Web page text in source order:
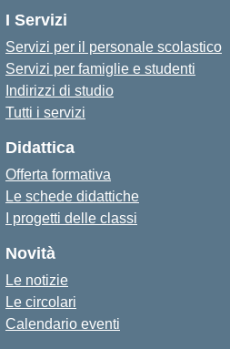
I Servizi
Servizi per il personale scolastico
Servizi per famiglie e studenti
Indirizzi di studio
Tutti i servizi
Didattica
Offerta formativa
Le schede didattiche
I progetti delle classi
Novità
Le notizie
Le circolari
Calendario eventi